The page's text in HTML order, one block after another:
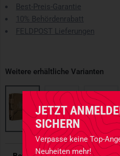
JETZT
SICHERN
Verpasse keine Top-
Neuheiten mehr!
Best-Preis-Garantie
10% Behördenrabatt
FELDPOST Lieferungen
Weitere erhältliche Varianten